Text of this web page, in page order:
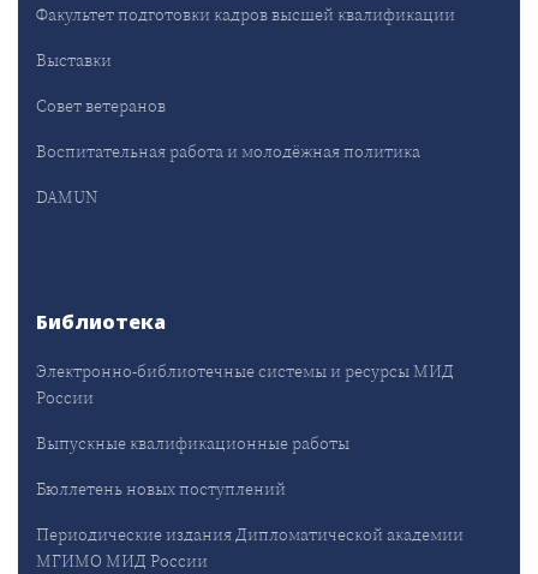
Факультет подготовки кадров высшей квалификации
Выставки
Совет ветеранов
Воспитательная работа и молодёжная политика
DAMUN
Библиотека
Электронно-библиотечные системы и ресурсы МИД
России
Выпускные квалификационные работы
Бюллетень новых поступлений
Периодические издания Дипломатической академии
МГИМО МИД России